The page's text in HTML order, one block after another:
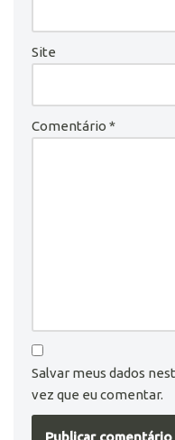
Site
Comentário *
Salvar meus dados
vez que eu comentar.